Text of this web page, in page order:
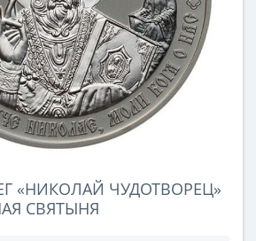
«НИКОЛАЙ ЧУДОТВОРЕЦ»
СВЯТЫНЯ